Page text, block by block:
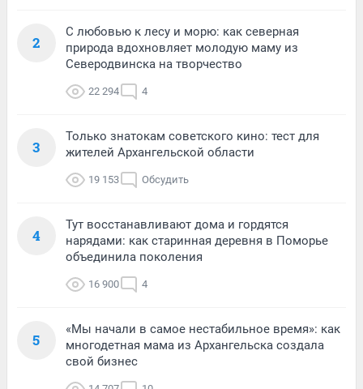
2
С любовью к лесу и морю: как северная
природа вдохновляет молодую маму из
Северодвинска на творчество
22 294 4
3
Только знатокам советского кино: тест для
жителей Архангельской области
19 153 Обсудить
4
Тут восстанавливают дома и гордятся
нарядами: как старинная деревня в Поморье
объединила поколения
16 900 4
5
«Мы начали в самое нестабильное время»: как
многодетная мама из Архангельска создала
свой бизнес